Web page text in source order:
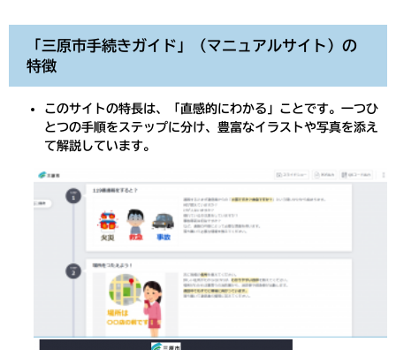
「三原市手続きガイド」（マニュアルサイト）の
特徴
このサイトの特長は、「直感的にわかる」ことです。一つひ
とつの手順をステップに分け、豊富なイラストや写真を添え
て解説しています。